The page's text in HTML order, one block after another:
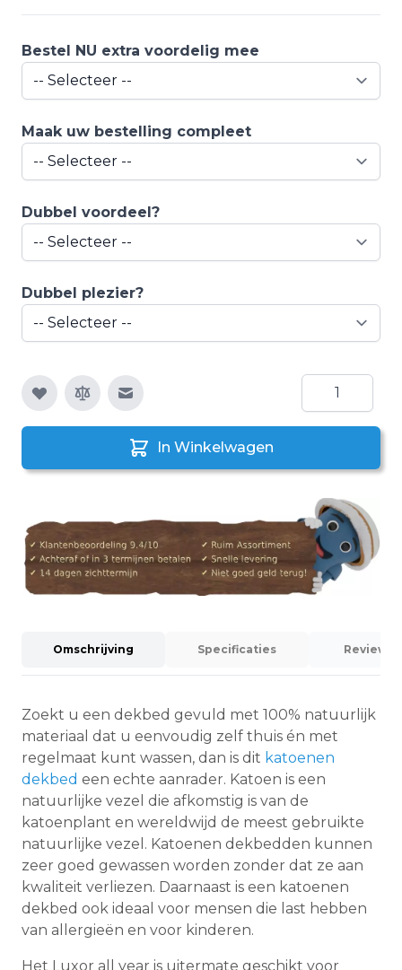
Bestel NU extra voordelig mee
Maak uw bestelling compleet
Dubbel voordeel?
Dubbel plezier?
E-mail naar een vriend
Aantal
In Winkelwagen
Omschrijving Specificaties Reviews
Zoekt u een dekbed gevuld met 100% natuurlijk
materiaal dat u eenvoudig zelf thuis én met
regelmaat kunt wassen, dan is dit katoenen
dekbed een echte aanrader. Katoen is een
natuurlijke vezel die afkomstig is van de
katoenplant en wereldwijd de meest gebruikte
natuurlijke vezel. Katoenen dekbedden kunnen
zeer goed gewassen worden zonder dat ze aan
kwaliteit verliezen. Daarnaast is een katoenen
dekbed ook ideaal voor mensen die last hebben
van allergieën en voor kinderen.
Het Luxor all year is uitermate geschikt voor